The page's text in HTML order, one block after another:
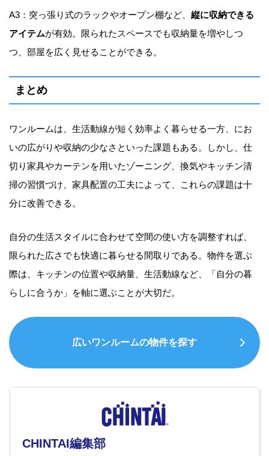
A3：突っ張り式のラックやオープン棚など、 縦に収納できる
アイテムが有効。限られたスペースでも収納量を増やしつ
つ、部屋を広く見せることができる。
まとめ
ワンルームは、生活動線が短く効率よく暮らせる一方、にお
いの広がりや収納の少なさといった課題もある。しかし、仕
切り家具やカーテンを用いたゾーニング、換気やキッチン清
掃の習慣づけ、家具配置の工夫によって、これらの課題は十
分に改善できる。
自分の生活スタイルに合わせて空間の使い方を調整すれば、
限られた広さでも快適に暮らせる間取りである。物件を選ぶ
際は、キッチンの位置や収納量、生活動線など、「自分の暮
らしに合うか」を軸に選ぶことが大切だ。
広いワンルームの物件を探す
CHINTAI編集部